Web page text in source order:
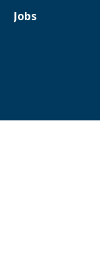
Jobs